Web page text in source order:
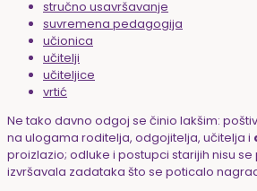
stručno usavršavanje
suvremena pedagogija
učionica
učitelji
učiteljice
vrtić
Ne tako davno odgoj se činio lakšim:
na ulogama roditelja, odgojitelja, učitelja i
proizlazio; odluke i postupci starijih nisu
izvršavala zadataka što se poticalo